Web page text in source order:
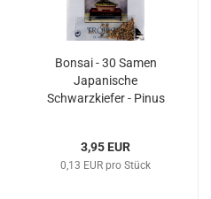
Bonsai - 30 Samen
Japanische
Schwarzkiefer - Pinus
3,95 EUR
0,13 EUR pro Stück